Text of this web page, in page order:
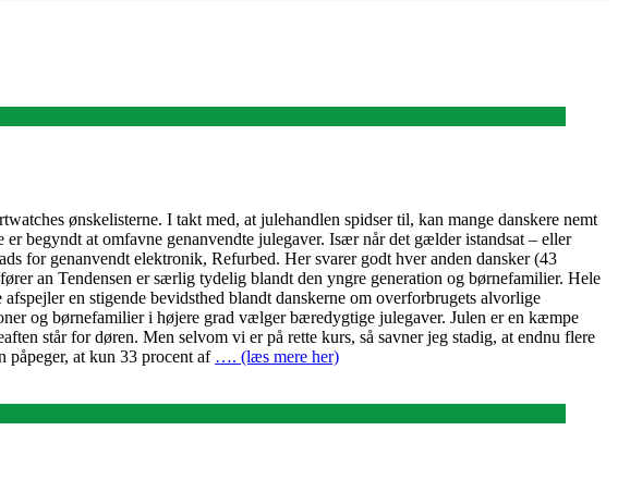
ønskelisterne. I takt med, at julehandlen spidser til, kan mange danskere nemt
begyndt at omfavne genanvendte julegaver. Især når det gælder istandsat – eller
for genanvendt elektronik, Refurbed. Her svarer godt hver anden dansker (43
an Tendensen er særlig tydelig blandt den yngre generation og børnefamilier. Hele
en stigende bevidsthed blandt danskerne om overforbrugets alvorlige
og børnefamilier i højere grad vælger bæredygtige julegaver. Julen er en kæmpe
står for døren. Men selvom vi er på rette kurs, så savner jeg stadig, at endnu flere
påpeger, at kun 33 procent af …. (læs mere her)